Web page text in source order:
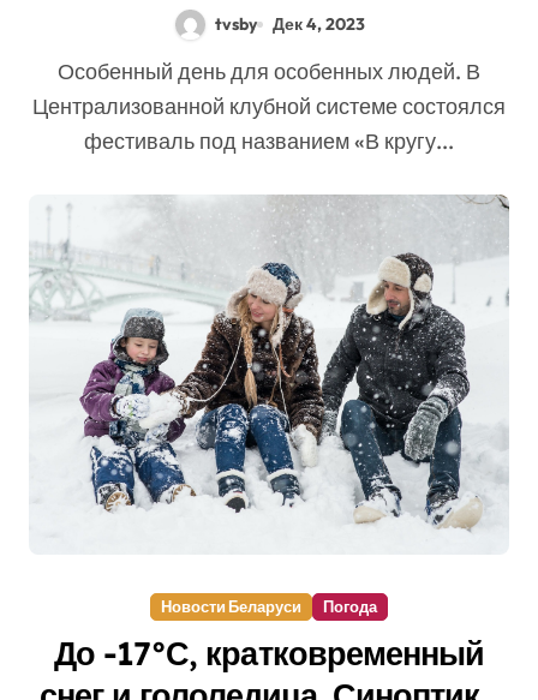
tvsby Дек 4, 2023
Особенный день для особенных людей. В
Централизованной клубной системе состоялся
фестиваль под названием «В кругу...
Новости Беларуси Погода
До -17°С, кратковременный